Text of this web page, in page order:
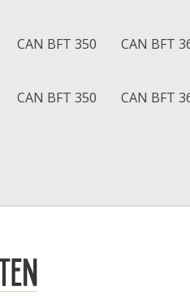
CAN BFT 350 CAN BFT
CAN BFT 350 CAN BFT